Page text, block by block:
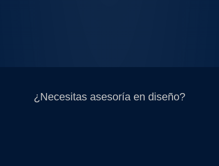
¿Necesitas asesoría en diseño?